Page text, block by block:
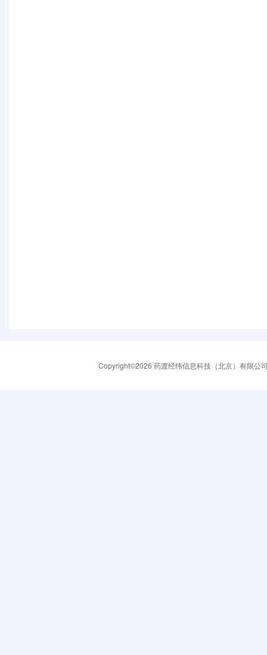
Copyright©2026 药渡经纬信息科技（北京）有限公